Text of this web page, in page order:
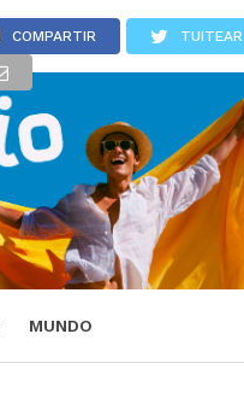
MUNDO
COMPARTIR TUITEAR